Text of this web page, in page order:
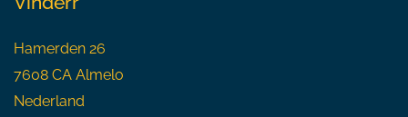
Hamerden 26
7608 CA Almelo
Nederland